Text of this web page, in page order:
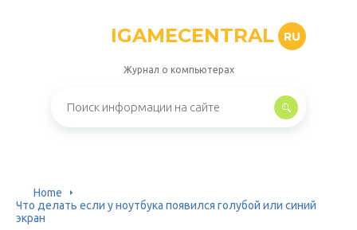
IGAMECENTRAL RU
Журнал о компьютерах
Home
Что делать если у ноутбука появился голубой или синий
экран